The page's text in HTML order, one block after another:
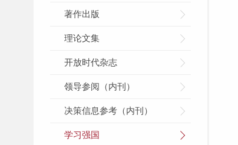
著作出版
理论文集
开放时代杂志
领导参阅（内刊）
决策信息参考（内刊）
学习强国